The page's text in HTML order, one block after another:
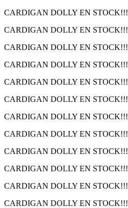
CARDIGAN DOLLY EN STOCK!!!
CARDIGAN DOLLY EN STOCK!!!
CARDIGAN DOLLY EN STOCK!!!
CARDIGAN DOLLY EN STOCK!!!
CARDIGAN DOLLY EN STOCK!!!
CARDIGAN DOLLY EN STOCK!!!
CARDIGAN DOLLY EN STOCK!!!
CARDIGAN DOLLY EN STOCK!!!
CARDIGAN DOLLY EN STOCK!!!
CARDIGAN DOLLY EN STOCK!!!
CARDIGAN DOLLY EN STOCK!!!
CARDIGAN DOLLY EN STOCK!!!